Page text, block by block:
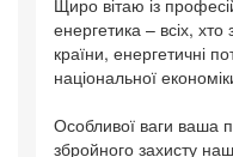
Щиро вітаю із
енергетика – всіх, хто
країни, енергетичні
національної
Особливої ваги ваша
збройного захисту